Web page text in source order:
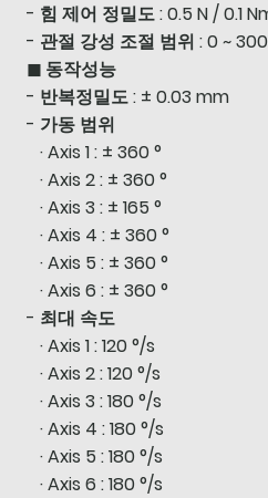
- 힘 제어 정밀도 : 0.5 N / 0.1
- 관절 강성 조절 범위 : 0 ~
◼ 동작성능
- 반복정밀도 : ± 0.03 mm
- 가동 범위
· Axis 1 : ± 360 °
· Axis 2 : ± 360 °
· Axis 3 : ± 165 °
· Axis 4 : ± 360 °
· Axis 5 : ± 360 °
· Axis 6 : ± 360 °
- 최대 속도
· Axis 1 : 120 °/s
· Axis 2 : 120 °/s
· Axis 3 : 180 °/s
· Axis 4 : 180 °/s
· Axis 5 : 180 °/s
· Axis 6 : 180 °/s